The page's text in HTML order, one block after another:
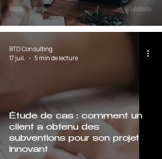
Étude de cas : comment un
client a obtenu des
subventions pour son projet
innovant
BTD Consulting
17 juil.
5 min de lecture